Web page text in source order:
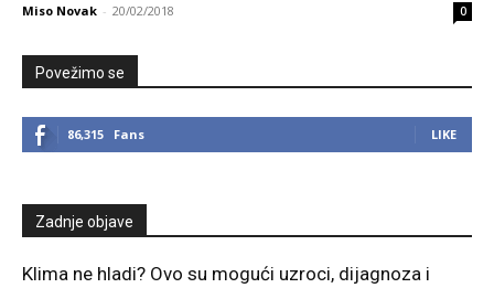
Miso Novak - 20/02/2018 0
Povežimo se
86,315 Fans LIKE
Zadnje objave
Klima ne hladi? Ovo su mogući uzroci, dijagnoza i